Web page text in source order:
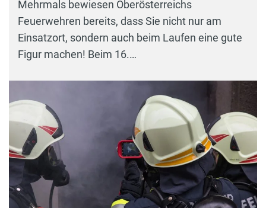
Mehrmals bewiesen Oberösterreichs
Feuerwehren bereits, dass Sie nicht nur am
Einsatzort, sondern auch beim Laufen eine gute
Figur machen! Beim 16.…